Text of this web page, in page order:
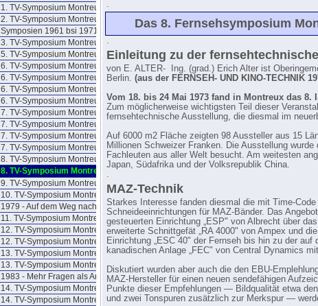
1. TV-Symposium Montreux 1961
2. TV-Symposium Montreux 1962
Symposien 1961 bsi 1971
3. TV-Symposium Montreux 1963
5. TV-Symposium Montreux 1965
6. TV-Symposium Montreux 1969
6. TV-Symposium Montreux 69/2
6. TV-Symposium Montreux 69/3
6. TV-Symposium Montreux 69/4
7. TV-Symposium Montreux 1971
7. TV-Symposium Montreux 71/2
7. TV-Symposium Montreux 71/3
7. TV-Symposium Montreux 71/4
8. TV-Symposium Montreux 1973
8. TV-Symposium Montreux 73/2
9. TV-Symposium Montreux 1975
10. TV-Symposium Montreux 1977
1979 - Auf dem Weg nach Montreux
11. TV-Symposium Montreux 1979
12. TV-Symposium Montreux 81/1
12. TV-Symposium Montreux 81/2
13. TV-Symposium Montreux 83/1
13. TV-Symposium Montreux 83/2
1983 - Mehr Fragen als Antworten
14. TV-Symposium Montreux 1985
14. TV-Symposium Montreux 85/1
.
Das 8. Fernsehsymposium
.
Einleitung zu der
von E. ALTER- Ing. (grad.) Erich Alter ist
Berlin. (aus der FERNSEH- UND KINO-TECHNIK
Vom 18. bis 24 Mai 1973 fand in Montreux das
Zum möglicherweise wichtigsten Teil dieser
fernsehtechnische Ausstellung, die diesmal im
Auf 6000 m2 Fläche zeigten 98 Aussteller aus 15
Millionen Schweizer Franken. Die Ausstellung
Fachleuten aus aller Welt besucht. Am weitesten
Japan, Südafrika und der Volksrepublik China.
.
MAZ-Technik
Starkes Interesse fanden diesmal die mit Time-
Schneideeinrichtungen für MAZ-Bänder. Das
gesteuerten Einrichtung „ESP" von Albrecht über
erweiterte Schnittgefät „RA 4000" von Ampex und
Einrichtung „ESC 40" der Fernseh bis hin zu der
kanadischen Anlage „FEC" von Central Dynamics
Diskutiert wurden aber auch die den EBU-
MAZ-Hersteller für einen neuen sendefähigen
Punkte dieser Empfehlungen — Bildqualität etwa
und zwei Tonspuren zusätzlich zur Merkspur —